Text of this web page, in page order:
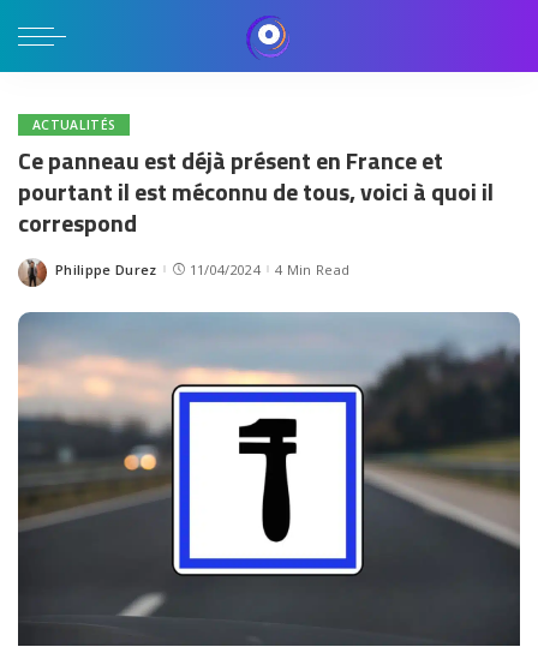
ACTUALITÉS
Ce panneau est déjà présent en France et
pourtant il est méconnu de tous, voici à quoi il
correspond
Posted
Philippe Durez 11/04/2024 4 Min Read